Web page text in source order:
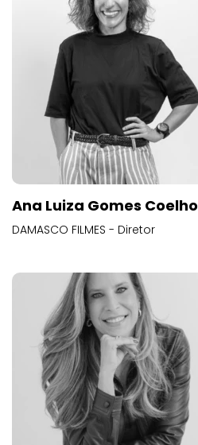
Ana Luiza Gomes Coelho
DAMASCO FILMES - Diretor